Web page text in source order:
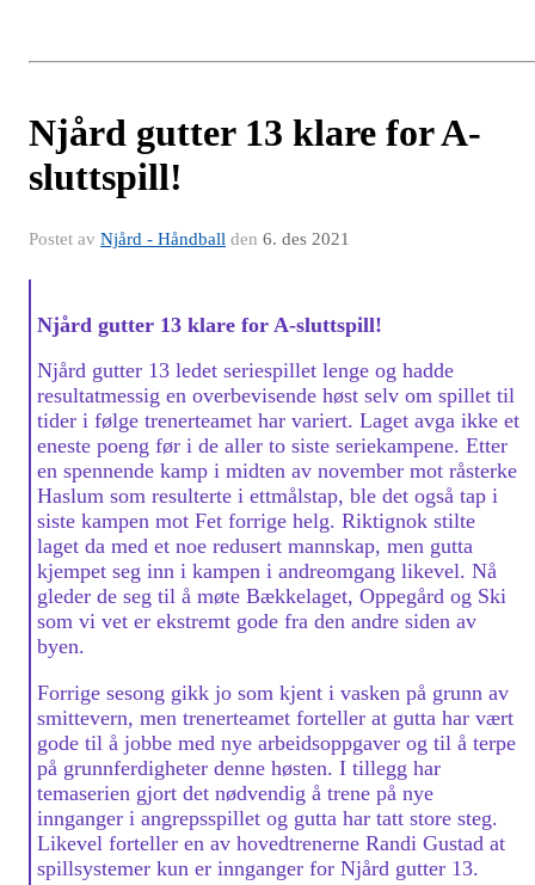
Njård gutter 13 klare for A-
sluttspill!
Postet av Njård - Håndball den 6. des 2021
Njård gutter 13 klare for A-sluttspill!
Njård gutter 13 ledet seriespillet lenge og hadde
resultatmessig en overbevisende høst selv om spillet til
tider i følge trenerteamet har variert. Laget avga ikke et
eneste poeng før i de aller to siste seriekampene. Etter
en spennende kamp i midten av november mot råsterke
Haslum som resulterte i ettmålstap, ble det også tap i
siste kampen mot Fet forrige helg. Riktignok stilte
laget da med et noe redusert mannskap, men gutta
kjempet seg inn i kampen i andreomgang likevel. Nå
gleder de seg til å møte Bækkelaget, Oppegård og Ski
som vi vet er ekstremt gode fra den andre siden av
byen.
Forrige sesong gikk jo som kjent i vasken på grunn av
smittevern, men trenerteamet forteller at gutta har vært
gode til å jobbe med nye arbeidsoppgaver og til å terpe
på grunnferdigheter denne høsten. I tillegg har
temaserien gjort det nødvendig å trene på nye
innganger i angrepsspillet og gutta har tatt store steg.
Likevel forteller en av hovedtrenerne Randi Gustad at
spillsystemer kun er innganger for Njård gutter 13.